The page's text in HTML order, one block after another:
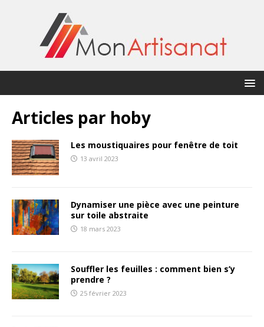
Articles par hoby
Les moustiquaires pour fenêtre de toit
13 avril 2023
Dynamiser une pièce avec une peinture
sur toile abstraite
18 mars 2023
Souffler les feuilles : comment bien s’y
prendre ?
25 février 2023